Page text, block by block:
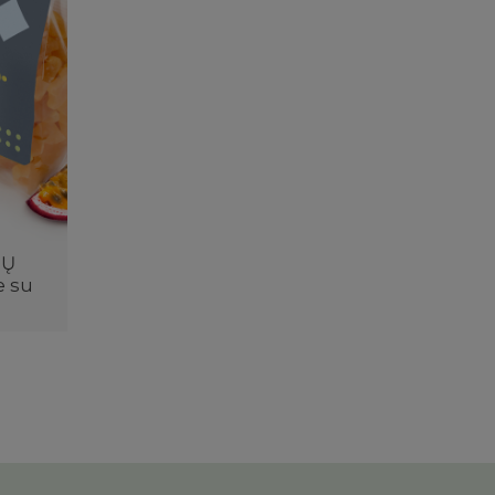
su